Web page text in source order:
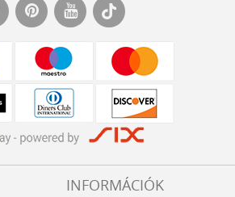
INFORMÁCIÓK